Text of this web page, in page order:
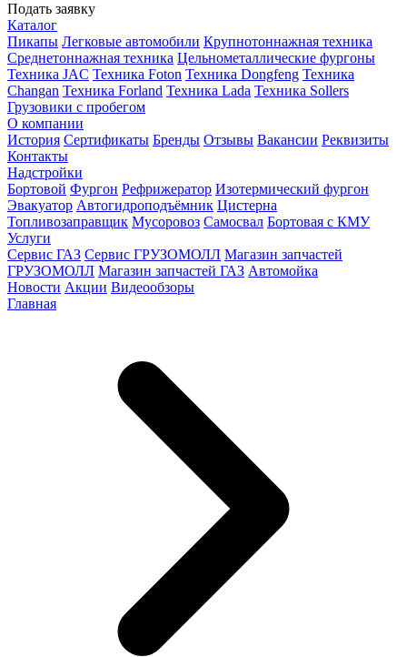
Подать заявку
Каталог
Пикапы Легковые автомобили Крупнотоннажная техника
Среднетоннажная техника Цельнометаллические фургоны
Техника JAC Техника Foton Техника Dongfeng Техника
Changan Техника Forland Техника Lada Техника Sollers
Грузовики с пробегом
О компании
История Сертификаты Бренды Отзывы Вакансии Реквизиты
Контакты
Надстройки
Бортовой Фургон Рефрижератор Изотермический фургон
Эвакуатор Автогидроподъёмник Цистерна
Топливозаправщик Мусоровоз Самосвал Бортовая с КМУ
Услуги
Сервис ГАЗ Сервис ГРУЗОМОЛЛ Магазин запчастей
ГРУЗОМОЛЛ Магазин запчастей ГАЗ Автомойка
Новости Акции Видеообзоры
Главная